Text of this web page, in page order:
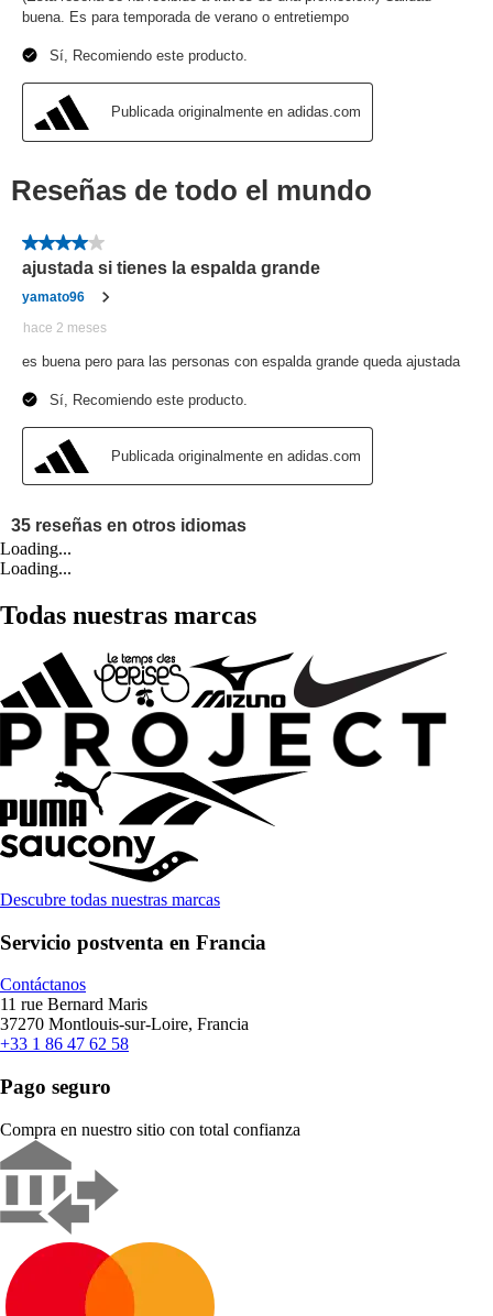
Loading...
Loading...
Todas nuestras marcas
Descubre todas nuestras marcas
Servicio postventa en Francia
Contáctanos
11 rue Bernard Maris
37270 Montlouis-sur-Loire, Francia
+33 1 86 47 62 58
Pago seguro
Compra en nuestro sitio con total confianza